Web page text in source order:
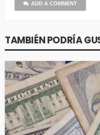
ADD A COMMENT
TAMBIÉN PODRÍA